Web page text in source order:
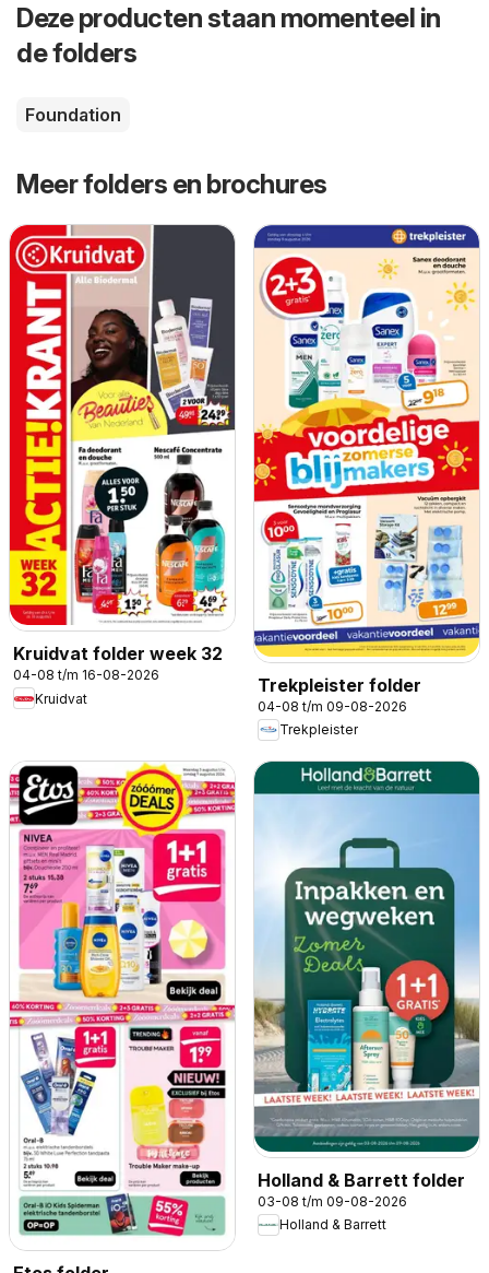
Deze producten staan momenteel in
de folders
Foundation
Meer folders en brochures
Kruidvat folder week 32
04-08 t/m 16-08-2026
Kruidvat
Trekpleister folder
04-08 t/m 09-08-2026
Trekpleister
Holland & Barrett folder
03-08 t/m 09-08-2026
Holland & Barrett